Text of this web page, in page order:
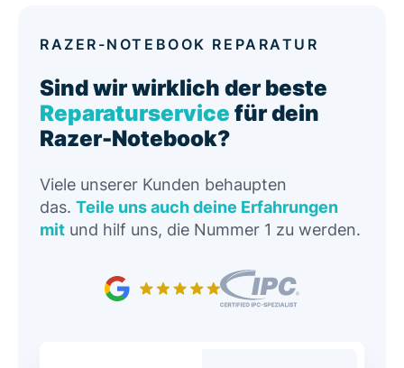
RAZER-NOTEBOOK REPARATUR
Sind wir wirklich der beste
Reparaturservice für dein
Razer-Notebook?
Viele unserer Kunden behaupten
das. Teile uns auch deine Erfahrungen
mit und hilf uns, die Nummer 1 zu werden.